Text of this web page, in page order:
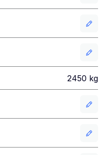
2450 kg